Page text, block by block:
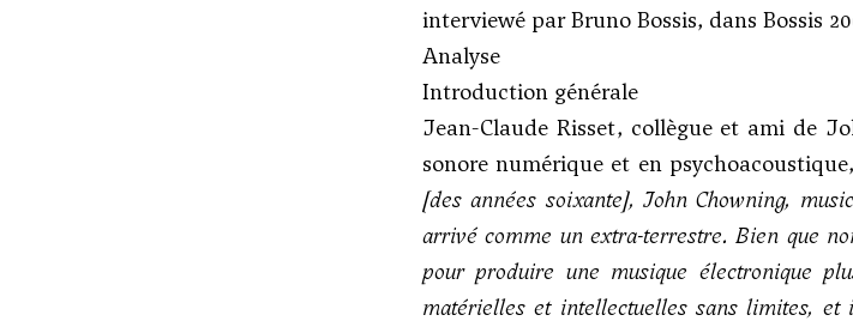
interviewé par Bruno Bossis, dans Bossis
Analyse
Introduction générale
Jean-Claude Risset, collègue et ami de
sonore numérique et en
[des années soixante], John Chowning,
arrivé comme un extra-terrestre. Bien que
pour produire une musique électronique
matérielles et intellectuelles sans limites, et